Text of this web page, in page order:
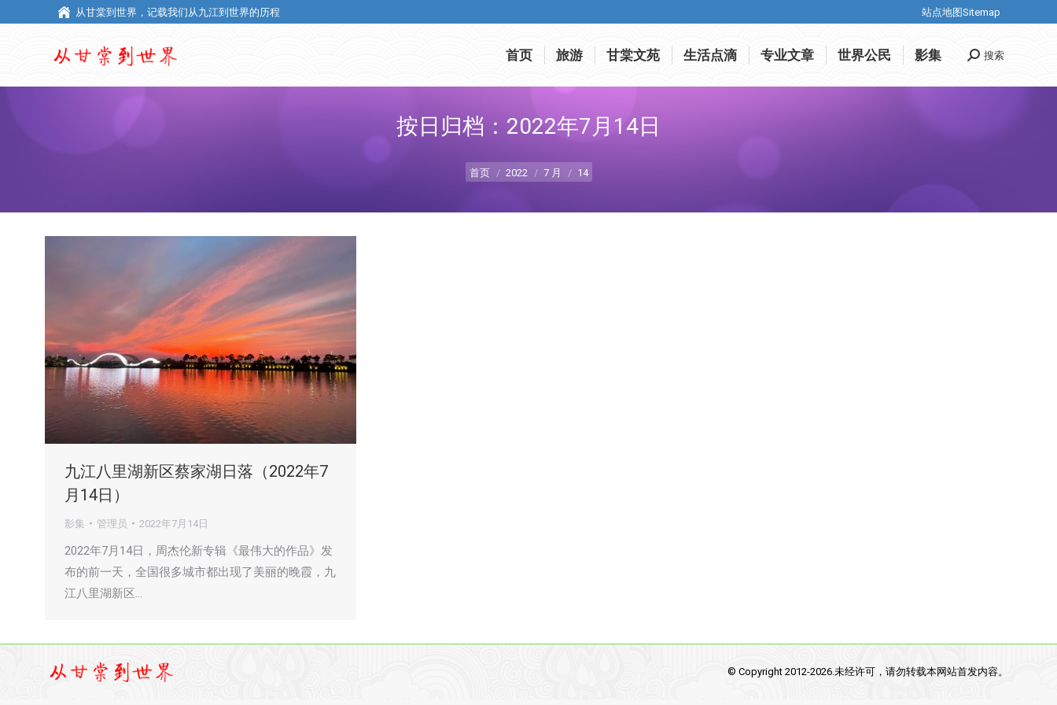
从甘棠到世界，记载我们从九江到世界的历程 站点地图Sitemap
首页 旅游 甘棠文苑 生活点滴 专业文章 世界公民 影集
搜 搜索
按日归档： 2022年7月14日
首页 2022 7 月 14
九江八里湖新区蔡家湖日落（2022年7
月14日）
影集 管理员 2022年7月14日
2022年7月14日，周杰伦新专辑《最伟大的作品》发
布的前一天，全国很多城市都出现了美丽的晚霞，九
江八里湖新区…
© Copyright 2012-2026.未经许可，请勿转载本网站首发内容。
从甘棠到世界，记载我们从九江到世界的历程 站点地图Sitemap
首页 旅游 甘棠文苑 生活点滴 专业文章 世界公民 影集
搜 搜索